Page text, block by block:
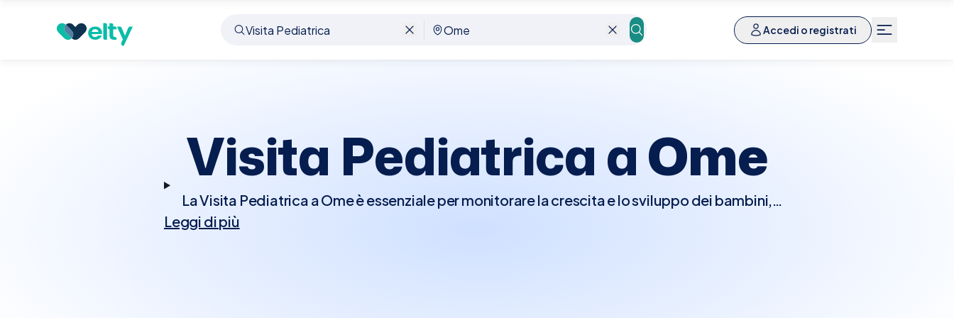
Accedi o registrati
Prenota visita Ome
Visita Pediatrica aOme
La Visita Pediatrica a Ome è essenziale per monitorare la crescita e lo sviluppo dei bambini,
nonché per la prevenzione e il trattamento di eventuali patologie. Durante la visita, il pediatra
Leggi di più